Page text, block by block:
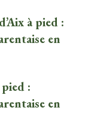
à pied :
en
pied :
en